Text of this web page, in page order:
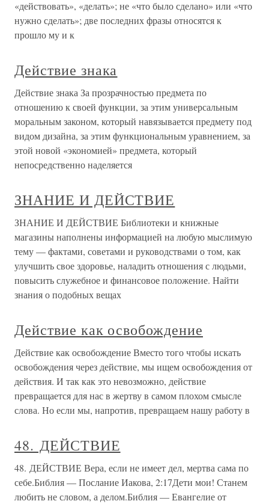
«действовать», «делать»; не «что было сделано» или «что
нужно сделать»; две последних фразы относятся к
прошло му и к
Действие знака
Действие знака За прозрачностью предмета по
отношению к своей функции, за этим универсальным
моральным законом, который навязывается предмету под
видом дизайна, за этим функциональным уравнением, за
этой новой «экономией» предмета, который
непосредственно наделяется
ЗНАНИЕ И ДЕЙСТВИЕ
ЗНАНИЕ И ДЕЙСТВИЕ Библиотеки и книжные
магазины наполнены информацией на любую мыслимую
тему — фактами, советами и руководствами о том, как
улучшить свое здоровье, наладить отношения с людьми,
повысить служебное и финансовое положение. Найти
знания о подобных вещах
Действие как освобождение
Действие как освобождение Вместо того чтобы искать
освобождения через действие, мы ищем освобождения от
действия. И так как это невозможно, действие
превращается для нас в жертву в самом плохом смысле
слова. Но если мы, напротив, превращаем нашу работу в
48. ДЕЙСТВИЕ
48. ДЕЙСТВИЕ Вера, если не имеет дел, мертва сама по
себе.Библия — Послание Иакова, 2:17Дети мои! Станем
любить не словом, а делом.Библия — Евангелие от